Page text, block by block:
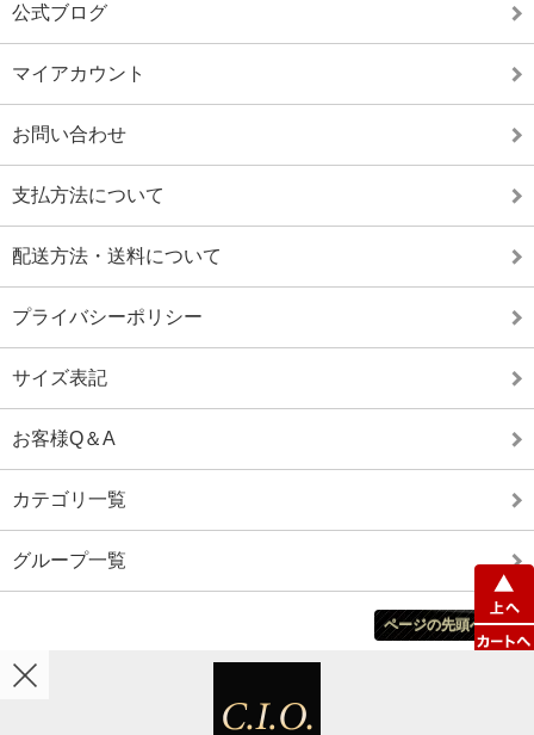
公式ブログ
マイアカウント
お問い合わせ
支払方法について
配送方法・送料について
プライバシーポリシー
サイズ表記
お客様Q＆A
カテゴリ一覧
グループ一覧
ページの先頭へ戻る